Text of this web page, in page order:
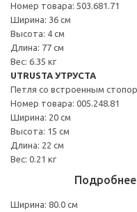
Номер товара: 503.681.71
Ширина: 36 см
Высота: 4 см
Длина: 77 см
Вес: 6.35 кг
UTRUSTA УТРУСТА
Петля со встроенным
Номер товара: 005.248.81
Ширина: 20 см
Высота: 15 см
Длина: 22 см
Вес: 0.21 кг
Ширина: 80.0 см